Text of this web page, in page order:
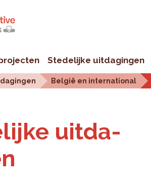
Stedelijke uitdagingen
België en international
uit­da­